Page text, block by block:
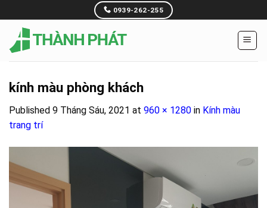
to
content
0939-262-255
kính màu phòng khách
Published 9 Tháng Sáu, 2021 at 960 × 1280 in Kính màu
trang trí